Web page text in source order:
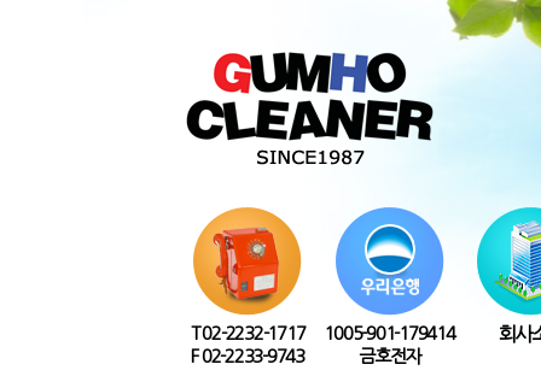
T 02-2232-1717
F 02-2233-9743
1005-901-179414
금호전자
회사